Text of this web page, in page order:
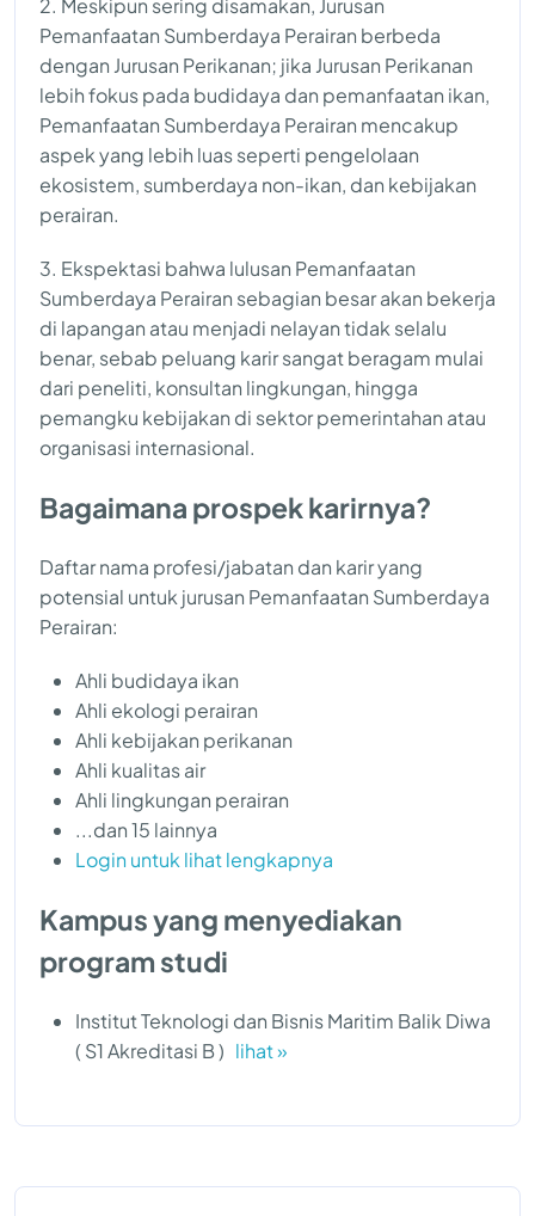
2. Meskipun sering disamakan, Jurusan
Pemanfaatan Sumberdaya Perairan berbeda
dengan Jurusan Perikanan; jika Jurusan Perikanan
lebih fokus pada budidaya dan pemanfaatan ikan,
Pemanfaatan Sumberdaya Perairan mencakup
aspek yang lebih luas seperti pengelolaan
ekosistem, sumberdaya non-ikan, dan kebijakan
perairan.
3. Ekspektasi bahwa lulusan Pemanfaatan
Sumberdaya Perairan sebagian besar akan bekerja
di lapangan atau menjadi nelayan tidak selalu
benar, sebab peluang karir sangat beragam mulai
dari peneliti, konsultan lingkungan, hingga
pemangku kebijakan di sektor pemerintahan atau
organisasi internasional.
Bagaimana prospek karirnya?
Daftar nama profesi/jabatan dan karir yang
potensial untuk jurusan Pemanfaatan Sumberdaya
Perairan:
Ahli budidaya ikan
Ahli ekologi perairan
Ahli kebijakan perikanan
Ahli kualitas air
Ahli lingkungan perairan
...dan 15 lainnya
Login untuk lihat lengkapnya
Kampus yang menyediakan
program studi
Institut Teknologi dan Bisnis Maritim Balik Diwa
( S1 Akreditasi B ) lihat »